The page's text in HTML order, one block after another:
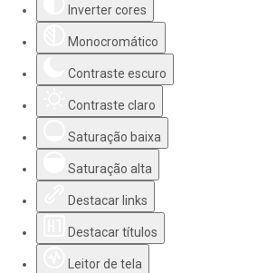
Inverter cores
Monocromático
Contraste escuro
Contraste claro
Saturação baixa
Saturação alta
Destacar links
Destacar títulos
Leitor de tela